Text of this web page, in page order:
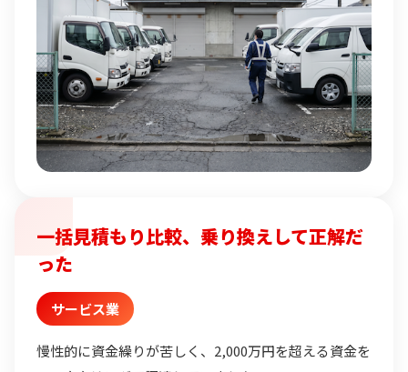
一括見積もり比較、乗り換えして正解だ
った
サービス業
慢性的に資金繰りが苦しく、2,000万円を超える資金を